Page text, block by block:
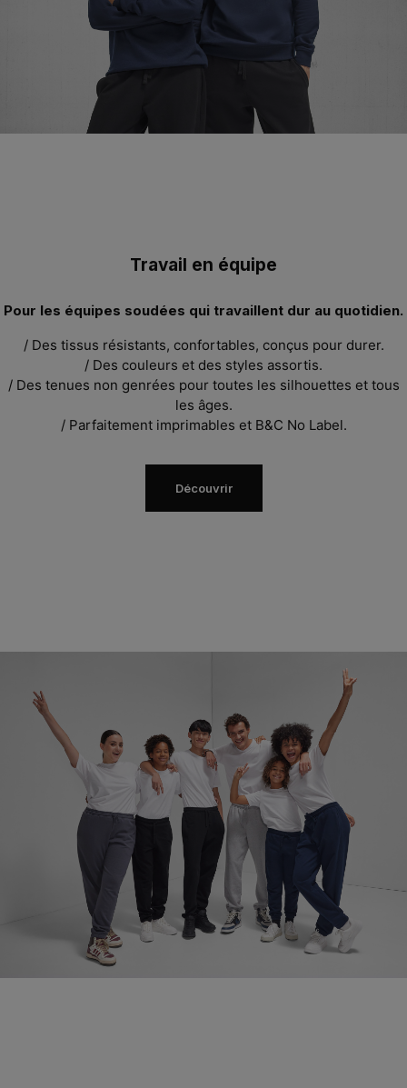
Travail en équipe
Pour les équipes soudées qui travaillent dur au quotidien.
/ Des tissus résistants, confortables, conçus pour durer.
/ Des couleurs et des styles assortis.
/ Des tenues non genrées pour toutes les silhouettes et tous
les âges.
/ Parfaitement imprimables et B&C No Label.
Découvrir